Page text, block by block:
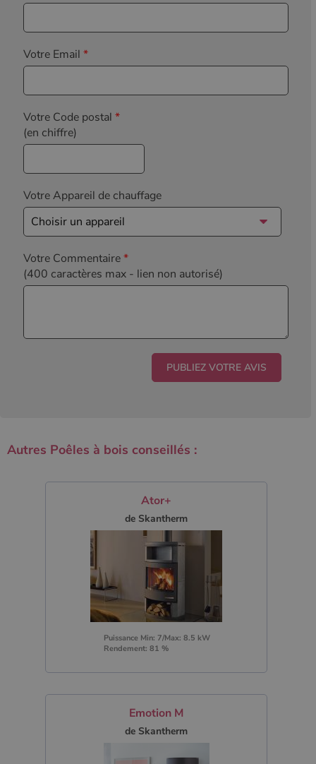
Votre Email *
Votre Code postal *
(en chiffre)
Votre Appareil de chauffage
Votre Commentaire*
(400 caractères max - lien non autorisé)
Autres Poêles à bois conseillés :
Ator+
de Skantherm
Puissance Min: 7/Max: 8.5 kW
Rendement: 81 %
Emotion M
de Skantherm